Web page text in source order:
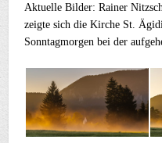
Aktuelle Bilder: Rainer
zeigte sich die Kirche St.
Sonntagmorgen bei der